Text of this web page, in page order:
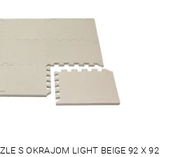
S OKRAJOM LIGHT BEIGE 92 X 92